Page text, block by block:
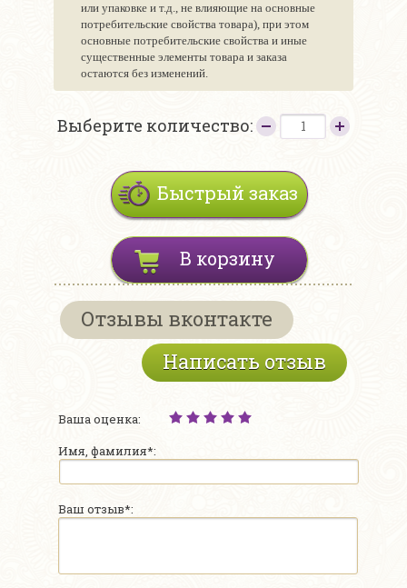
или упаковке и т.д., не влияющие на основные
потребительские свойства товара), при этом
основные потребительские свойства и иные
существенные элементы товара и заказа
остаются без изменений.
Выберите количество:
Быстрый заказ
В корзину
Отзывы вконтакте
Написать отзыв
Ваша оценка:
Имя, фамилия*:
Ваш отзыв*: